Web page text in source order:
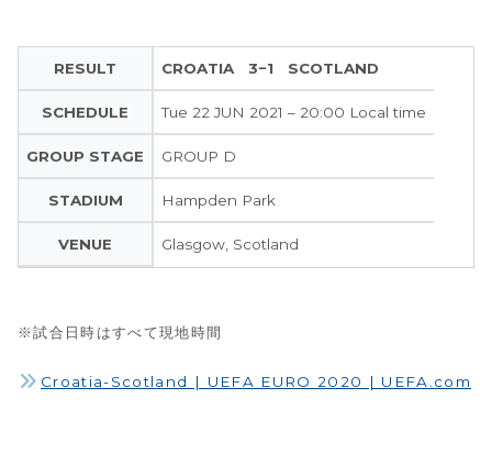
RESULT CROATIA 3−1 SCOTLAND
SCHEDULE Tue 22 JUN 2021 – 20:00 Local time
GROUP STAGE GROUP D
STADIUM Hampden Park
VENUE Glasgow, Scotland
※試合日時はすべて現地時間
Croatia-Scotland | UEFA EURO 2020 | UEFA.com